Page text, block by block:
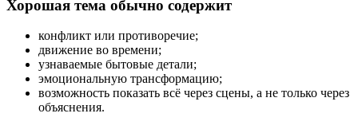
Хорошая тема обычно содержит
конфликт или противоречие;
движение во времени;
узнаваемые бытовые детали;
эмоциональную трансформацию;
возможность показать всё через сцены, а не только через
объяснения.